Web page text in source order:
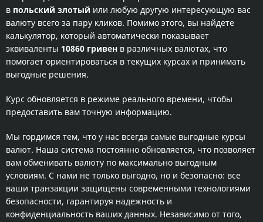
в польский злотый или любую другую интересующую вас
валюту всего за пару кликов. Помимо этого, вы найдете
калькулятор, который автоматически показывает
эквиваленты 10860 гривен в различных валютах, что
помогает ориентироваться в текущих курсах и принимать
выгодные решения.
Курс обновляется в режиме реального времени, чтобы
предоставить вам точную информацию.
Мы гордимся тем, что у нас всегда самые выгодные курсы
валют. Наша система постоянно обновляется, что позволяет
вам обменивать валюту по максимально выгодным
условиям. С нами не только выгодно, но и безопасно: все
ваши транзакции защищены современными технологиями
безопасности, гарантируя надежность и
конфиденциальность ваших данных. Независимо от того,